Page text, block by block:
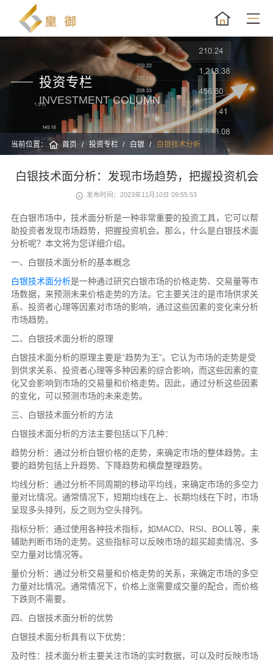
投资专栏
INVESTMENT COLUMN
当前位置： 首页 投资专栏 白银 白银技术分析
白银技术面分析：发现市场趋势，把握投资机会
发布时间：2023年11月10日 09:55:53
在白银市场中，技术面分析是一种非常重要的投资工具，它可以帮
助投资者发现市场趋势，把握投资机会。那么，什么是白银技术面
分析呢？本文将为您详细介绍。
一、白银技术面分析的基本概念
白银技术面分析是一种通过研究白银市场的价格走势、交易量等市
场数据，来预测未来价格走势的方法。它主要关注的是市场供求关
系、投资者心理等因素对市场的影响，通过这些因素的变化来分析
市场趋势。
二、白银技术面分析的原理
白银技术面分析的原理主要是“趋势为王”。它认为市场的走势是受
到供求关系、投资者心理等多种因素的综合影响，而这些因素的变
化又会影响到市场的交易量和价格走势。因此，通过分析这些因素
的变化，可以预测市场的未来走势。
三、白银技术面分析的方法
白银技术面分析的方法主要包括以下几种：
趋势分析：通过分析白银价格的走势，来确定市场的整体趋势。主
要的趋势包括上升趋势、下降趋势和横盘整理趋势。
均线分析：通过分析不同周期的移动平均线，来确定市场的多空力
量对比情况。通常情况下，短期均线在上、长期均线在下时，市场
呈现多头排列，反之则为空头排列。
指标分析：通过使用各种技术指标，如MACD、RSI、BOLL等，来
辅助判断市场的走势。这些指标可以反映市场的超买超卖情况、多
空力量对比情况等。
量价分析：通过分析交易量和价格走势的关系，来确定市场的多空
力量对比情况。通常情况下，价格上涨需要成交量的配合，而价格
下跌则不需要。
四、白银技术面分析的优势
白银技术面分析具有以下优势：
及时性：技术面分析主要关注市场的实时数据，可以及时反映市场